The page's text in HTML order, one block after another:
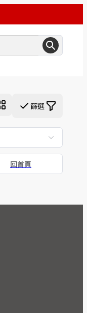
篩選
回首頁